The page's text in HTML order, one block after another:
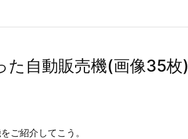
た自動販売機(画像35枚)
ご紹介してこう。